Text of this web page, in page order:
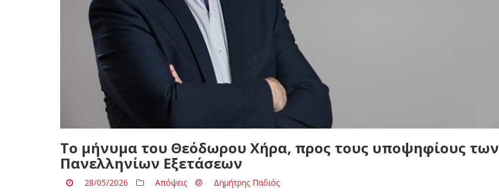
Το μήνυμα του Θεόδωρου Χήρα, προς τους υποψηφίους των
Πανελληνίων Εξετάσεων
28/05/2026 Απόψεις Δημήτρης Παδιός